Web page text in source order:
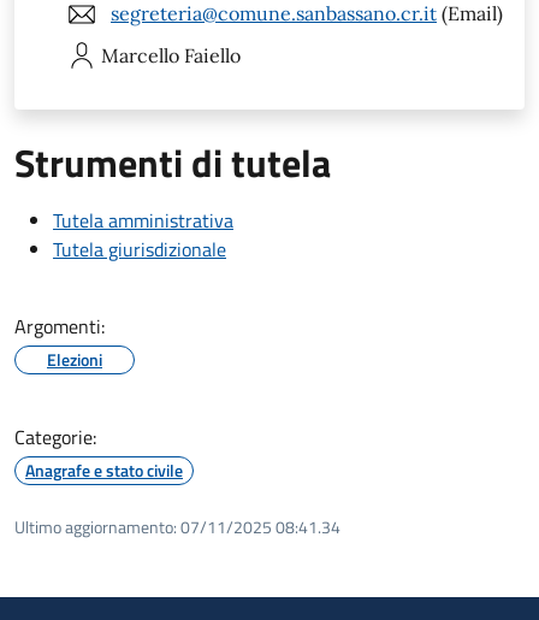
segreteria@comune.sanbassano.cr.it (Email)
Marcello Faiello
Strumenti di tutela
Tutela amministrativa
Tutela giurisdizionale
Argomenti:
Elezioni
Categorie:
Anagrafe e stato civile
Ultimo aggiornamento:07/11/2025 08:41.34